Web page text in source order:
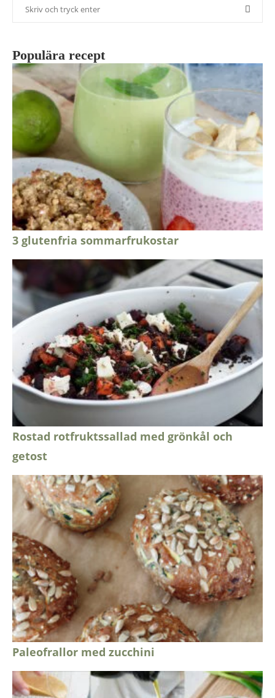
Populära recept
3 glutenfria sommarfrukostar
Rostad rotfruktssallad med grönkål och
getost
Paleofrallor med zucchini